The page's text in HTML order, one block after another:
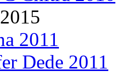
2011
Dede 2011